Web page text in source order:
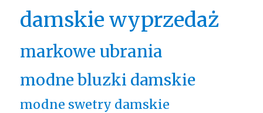
damskie wyprzedaż
markowe ubrania
modne bluzki damskie
modne swetry damskie